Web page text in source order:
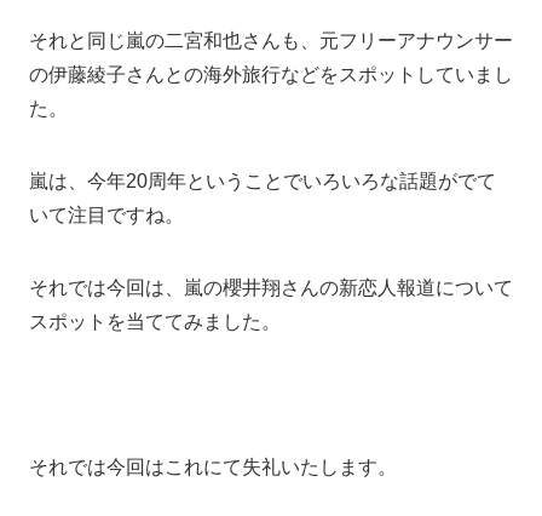
それと同じ嵐の二宮和也さんも、元フリーアナウンサー
の伊藤綾子さんとの海外旅行などをスポットしていまし
た。
嵐は、今年20周年ということでいろいろな話題がでて
いて注目ですね。
それでは今回は、嵐の櫻井翔さんの新恋人報道について
スポットを当ててみました。
それでは今回はこれにて失礼いたします。